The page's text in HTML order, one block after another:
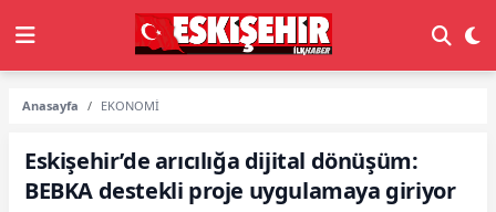
Anasayfa EKONOMİ
Eskişehir’de arıcılığa dijital dönüşüm:
BEBKA destekli proje uygulamaya giriyor